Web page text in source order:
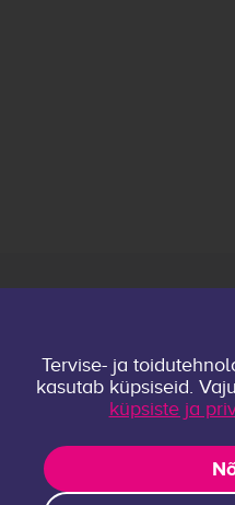
Keskusest
Uurimisrühmad
Publikatsioonid
Tervise- ja
kasutab küpsiseid.
küpsiste ja